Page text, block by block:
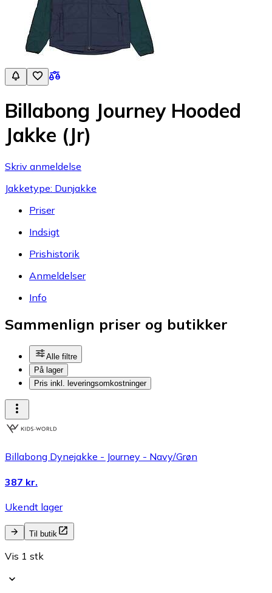
Billabong Journey Hooded
Jakke (Jr)
Skriv anmeldelse
Jakketype: Dunjakke
Priser
Indsigt
Prishistorik
Anmeldelser
Info
Sammenlign priser og butikker
Alle filtre
På lager
Pris inkl. leveringsomkostninger
Billabong Dynejakke - Journey - Navy/Grøn
387 kr.
Ukendt lager
Til butik
Vis 1 stk